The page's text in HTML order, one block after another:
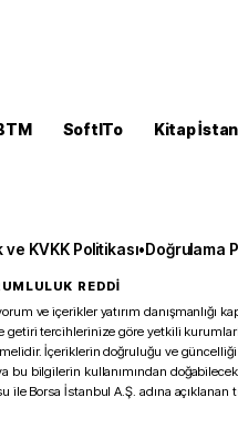
SoftITo Kitap
ve KVKK Politikası•Doğrulama
REDDİ
ve içerikler yatırım danışmanlığı
tercihlerinize göre yetkili kurumlarla
İçeriklerin doğruluğu ve
bu bilgilerin kullanımından
ile Borsa İstanbul A.Ş. adına